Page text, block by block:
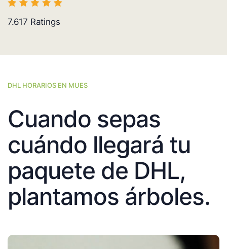
7.617 Ratings
DHL HORARIOS EN MUES
Cuando sepas
cuándo llegará tu
paquete de DHL,
plantamos árboles.